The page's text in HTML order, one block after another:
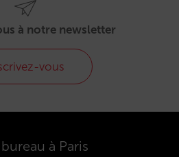
à notre newsletter
vous
à Paris